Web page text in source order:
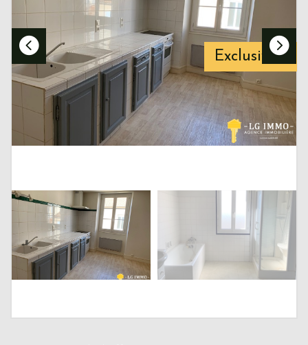
Bien loué
Exclusivité